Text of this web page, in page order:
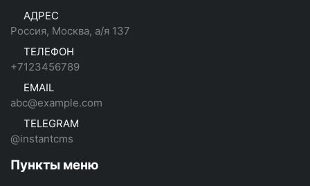
АДРЕС
Россия, Москва, а/я 137
ТЕЛЕФОН
+7123456789
EMAIL
abc@example.com
TELEGRAM
@instantcms
Пункты меню